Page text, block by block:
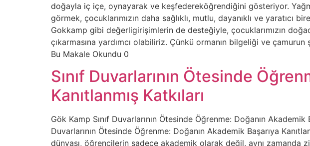
doğayla iç içe, oynayarak ve keşfedereköğrendiğini gösteriyor.
görmek, çocuklarımızın daha sağlıklı, mutlu, dayanıklı ve yaratıcı
Gokkamp gibi değerligirişimlerin de desteğiyle, çocuklarımızın
çıkarmasına yardımcı olabiliriz. Çünkü ormanın bilgeliği ve
Bu Makale Okundu 0
Sınıf Duvarlarının Ötesinde
Kanıtlanmış Katkıları
Gök Kamp Sınıf Duvarlarının Ötesinde Öğrenme: Doğanın Akademik
Duvarlarının Ötesinde Öğrenme: Doğanın Akademik Başarıya
dünyası, öğrencilerin sadece akademik olarak değil, aynı